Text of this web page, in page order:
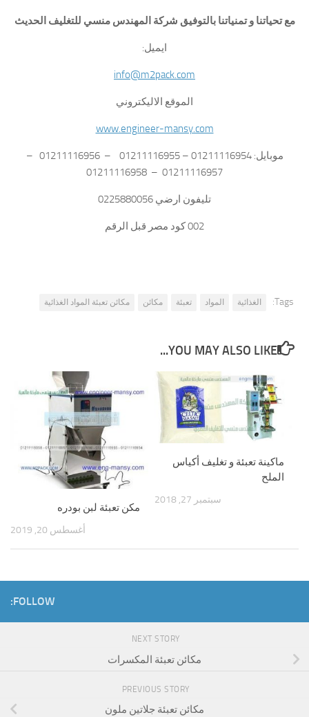
مع تحياتنا و تمنياتنا بالتوفيق شركة المهندس منسي للتغليف الحديث
ايميل:
info@m2pack.com
الموقع الاليكتروني
www.engineer-mansy.com
موبايل: 01211116954 – 01211116955 – 01211116956 –
01211116957 – 01211116958
تليفون ارضي 0225880056
002 كود مصر قبل الرقم
Tags: الغذائية المواد تعبئة مكائن مكائن تعبئة المواد الغذائية
YOU MAY ALSO LIKE...
مكن تعبئة لبن بودره
أغسطس 20, 2019
ماكينة تعبئة و تغليف أكياس
الملح
سبتمبر 27, 2018
FOLLOW:
NEXT STORY
مكائن تعبئة المكسرات
PREVIOUS STORY
مكائن تعبئة جلاتين ملون